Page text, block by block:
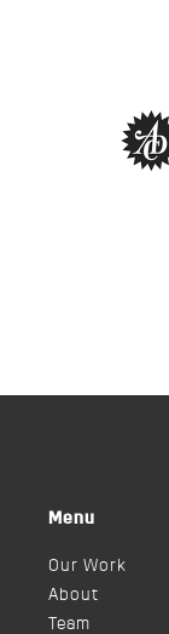
Menu
Our Work
About
Team